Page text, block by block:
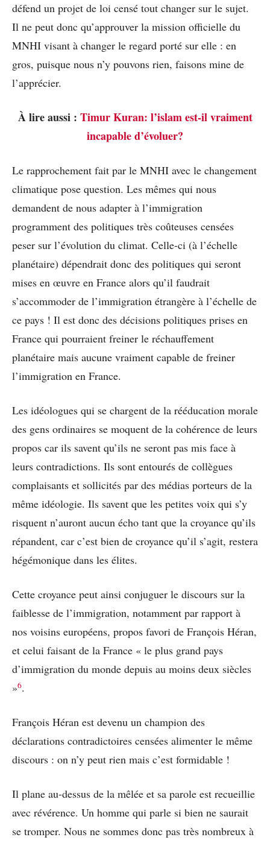
défend un projet de loi censé tout changer sur le sujet.
Il ne peut donc qu’approuver la mission officielle du
MNHI visant à changer le regard porté sur elle : en
gros, puisque nous n’y pouvons rien, faisons mine de
l’apprécier.
À lire aussi : Timur Kuran: l’islam est-il vraiment
incapable d’évoluer?
Le rapprochement fait par le MNHI avec le changement
climatique pose question. Les mêmes qui nous
demandent de nous adapter à l’immigration
programment des politiques très coûteuses censées
peser sur l’évolution du climat. Celle-ci (à l’échelle
planétaire) dépendrait donc des politiques qui seront
mises en œuvre en France alors qu’il faudrait
s’accommoder de l’immigration étrangère à l’échelle de
ce pays ! Il est donc des décisions politiques prises en
France qui pourraient freiner le réchauffement
planétaire mais aucune vraiment capable de freiner
l’immigration en France.
Les idéologues qui se chargent de la rééducation morale
des gens ordinaires se moquent de la cohérence de leurs
propos car ils savent qu’ils ne seront pas mis face à
leurs contradictions. Ils sont entourés de collègues
complaisants et sollicités par des médias porteurs de la
même idéologie. Ils savent que les petites voix qui s’y
risquent n’auront aucun écho tant que la croyance qu’ils
répandent, car c’est bien de croyance qu’il s’agit, restera
hégémonique dans les élites.
Cette croyance peut ainsi conjuguer le discours sur la
faiblesse de l’immigration, notamment par rapport à
nos voisins européens, propos favori de François Héran,
et celui faisant de la France « le plus grand pays
d’immigration du monde depuis au moins deux siècles
»6.
François Héran est devenu un champion des
déclarations contradictoires censées alimenter le même
discours : on n’y peut rien mais c’est formidable !
Il plane au-dessus de la mêlée et sa parole est recueillie
avec révérence. Un homme qui parle si bien ne saurait
se tromper. Nous ne sommes donc pas très nombreux à